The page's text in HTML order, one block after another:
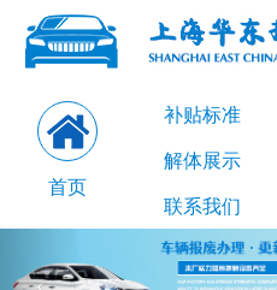
首页
补贴标准
解体展示
联系我们